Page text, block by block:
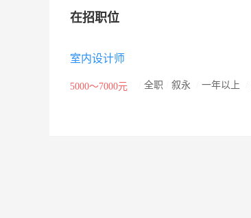
在招职位
室内设计师
5000～7000元 全职 叙永 一年以上